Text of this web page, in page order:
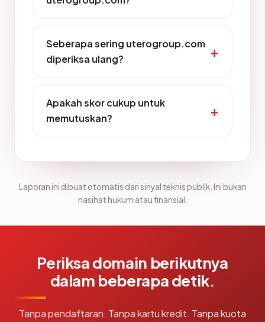
Seberapa sering uterogroup.com
diperiksa ulang?
Apakah skor cukup untuk
memutuskan?
Laporan ini dibuat otomatis dari sinyal teknis publik. Ini bukan
nasihat hukum atau finansial.
Periksa domain berikutnya
dalam beberapa detik.
Tanpa pendaftaran. Tanpa kartu kredit. Tanpa kuota